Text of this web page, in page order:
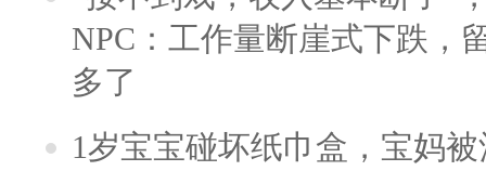
NPC：工作量断崖式下跌，
多了
1岁宝宝碰坏纸巾盒，宝妈